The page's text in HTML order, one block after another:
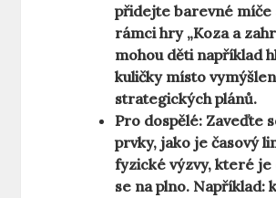
přidejte barevné míče
rámci hry „Koza a
mohou děti například
kuličky místo
strategických plánů.
Pro dospělé: Zaveďte
prvky, jako je časový
fyzické výzvy, které
se na plno. Například: